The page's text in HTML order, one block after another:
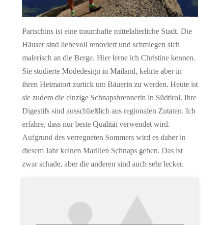
Partschins ist eine traumhafte mittelalterliche Stadt. Die
Häuser sind liebevoll renoviert und schmiegen sich
malerisch an die Berge. Hier lerne ich Christine kennen.
Sie studierte Modedesign in Mailand, kehrte aber in
ihren Heimatort zurück um Bäuerin zu werden. Heute ist
sie zudem die einzige Schnapsbrennerin in Südtirol. Ihre
Digestifs sind ausschließlich aus regionalen Zutaten. Ich
erfahre, dass nur beste Qualität verwendet wird.
Aufgrund des verregneten Sommers wird es daher in
diesem Jahr keinen Marillen Schnaps geben. Das ist
zwar schade, aber die anderen sind auch sehr lecker.